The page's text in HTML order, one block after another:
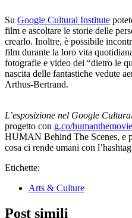
Su Google Cultural Institute
film e ascoltare le storie delle
crearlo. Inoltre, è possibile
film durante la loro vita
fotografie e video dei “dietro le
nascita delle fantastiche vedute
Arthus-Bertrand.
L’esposizione nel Google
progetto con g.co/humanthemovie
HUMAN Behind The Scenes, e
cosa ci rende umani con
Etichette:
Arts & Culture
Post simili